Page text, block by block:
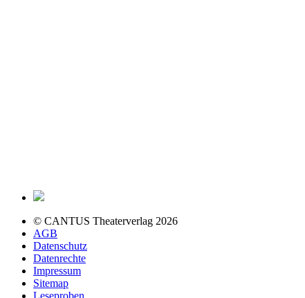
© CANTUS Theaterverlag 2026
AGB
Datenschutz
Datenrechte
Impressum
Sitemap